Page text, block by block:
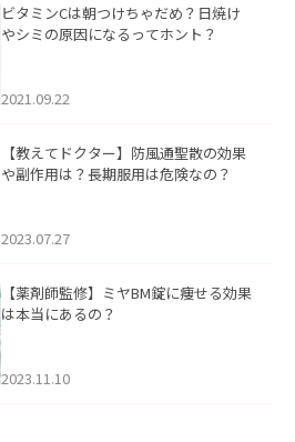
ビタミンCは朝つけちゃだめ？日焼け
やシミの原因になるってホント？
2021.09.22
【教えてドクター】防風通聖散の効果
や副作用は？長期服用は危険なの？
2023.07.27
【薬剤師監修】ミヤBM錠に痩せる効果
は本当にあるの？
2023.11.10